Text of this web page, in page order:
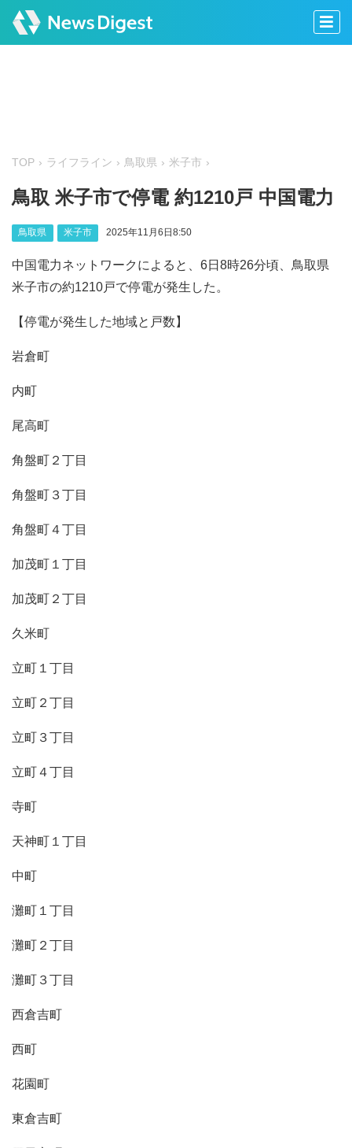
TOP ライフライン 鳥取県 米子市
鳥取 米子市で停電 約1210戸 中国電力
鳥取県 米子市 2025年11月6日8:50
中国電力ネットワークによると、6日8時26分頃、鳥取県
米子市の約1210戸で停電が発生した。
【停電が発生した地域と戸数】
岩倉町
内町
尾高町
角盤町２丁目
角盤町３丁目
角盤町４丁目
加茂町１丁目
加茂町２丁目
久米町
立町１丁目
立町２丁目
立町３丁目
立町４丁目
寺町
天神町１丁目
中町
灘町１丁目
灘町２丁目
灘町３丁目
西倉吉町
西町
花園町
東倉吉町